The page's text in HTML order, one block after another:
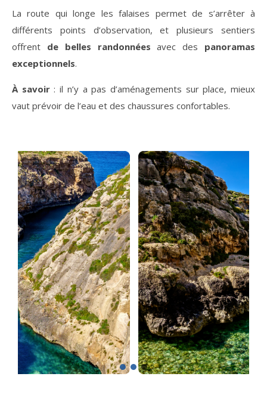
La route qui longe les falaises permet de s’arrêter à
différents points d’observation, et plusieurs sentiers
offrent de belles randonnéesavec des panoramas
exceptionnels.
À savoir: il n’y a pas d’aménagements sur place, mieux
vaut prévoir de l’eau et des chaussures confortables.